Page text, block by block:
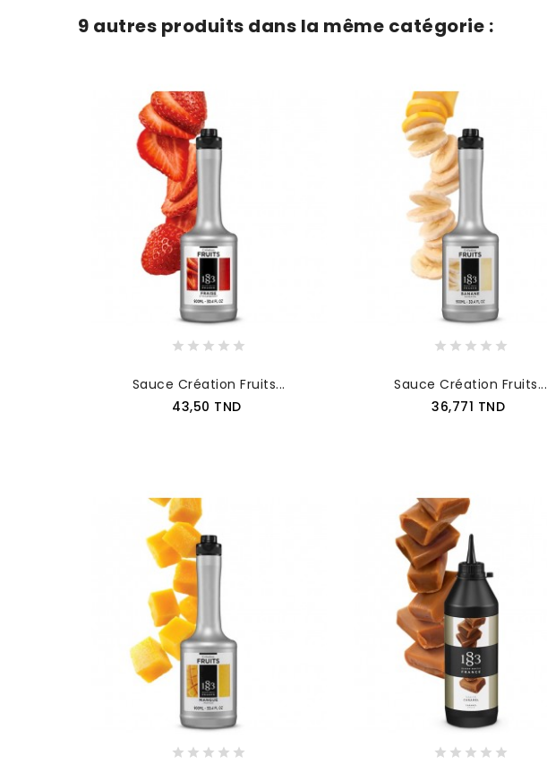
9 autres produits dans la même catégorie :
Sauce Création Fruits...
Prix
43,50 TND
AJOUTER AU PANIER
Sauce Création Fruits...
Prix
36,771 TND
AJOUTER AU PANIER